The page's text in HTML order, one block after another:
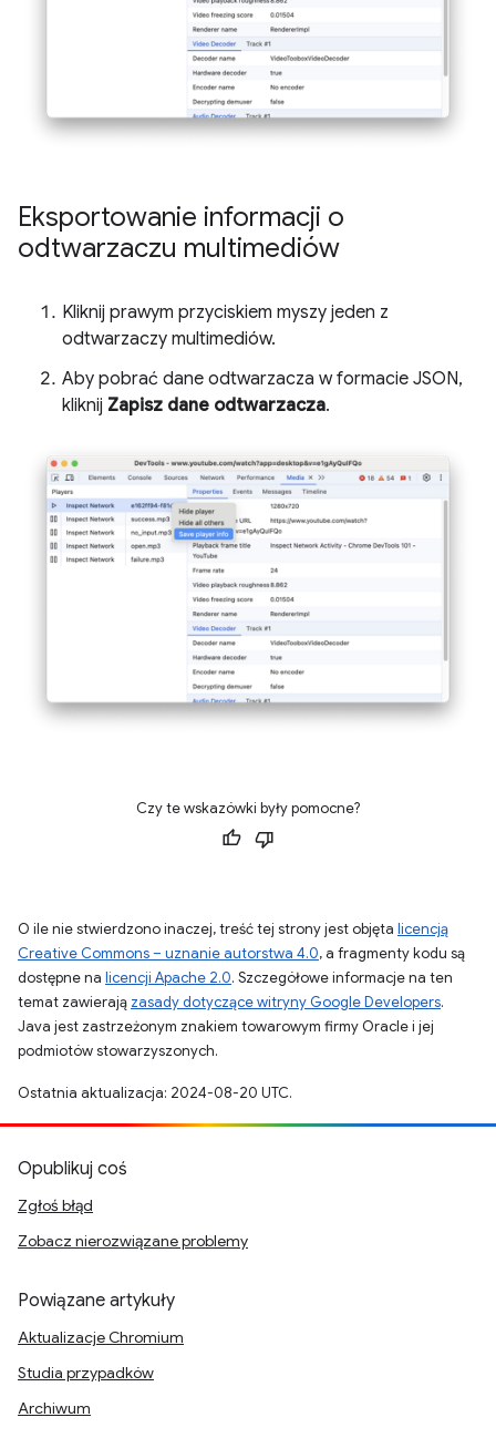
Eksportowanie informacji o
odtwarzaczu multimediów
Kliknij prawym przyciskiem myszy jeden z
odtwarzaczy multimediów.
Aby pobrać dane odtwarzacza w formacie JSON,
kliknij Zapisz dane odtwarzacza.
Czy te wskazówki były pomocne?
O ile nie stwierdzono inaczej, treść tej strony jest objęta licencją
Creative Commons – uznanie autorstwa 4.0, a fragmenty kodu są
dostępne na licencji Apache 2.0. Szczegółowe informacje na ten
temat zawierają zasady dotyczące witryny Google Developers.
Java jest zastrzeżonym znakiem towarowym firmy Oracle i jej
podmiotów stowarzyszonych.
Ostatnia aktualizacja: 2024-08-20 UTC.
Opublikuj coś
Zgłoś błąd
Zobacz nierozwiązane problemy
Powiązane artykuły
Aktualizacje Chromium
Studia przypadków
Archiwum